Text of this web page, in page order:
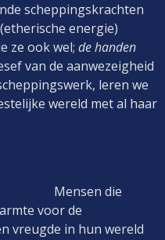
scheppingskrachten
energie)
ze ook wel; de handen
van de aanwezeigheid
leren we
wereld met al haar
Mensen die
voor de
vreugde in hun wereld